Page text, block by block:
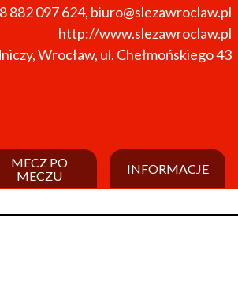
882 097 624, biuro@slezawroclaw.pl
http://www.slezawroclaw.pl
Wrocław, ul. Chełmońskiego 43
MECZ PO
MECZU
INFORMACJE